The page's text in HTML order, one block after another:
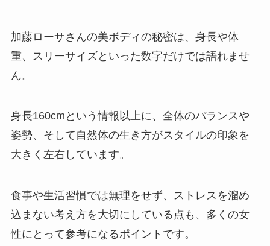
加藤ローサさんの美ボディの秘密は、身長や体
重、スリーサイズといった数字だけでは語れませ
ん。
身長160cmという情報以上に、全体のバランスや
姿勢、そして自然体の生き方がスタイルの印象を
大きく左右しています。
食事や生活習慣では無理をせず、ストレスを溜め
込まない考え方を大切にしている点も、多くの女
性にとって参考になるポイントです。